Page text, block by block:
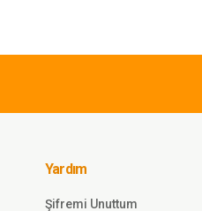
Yardım
Şifremi Unuttum